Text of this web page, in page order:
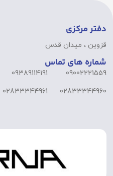
دفتر مرکزی
قزوین ، میدان قدس
شماره های تماس
09002221559
02833344960
09389114191
02833344961